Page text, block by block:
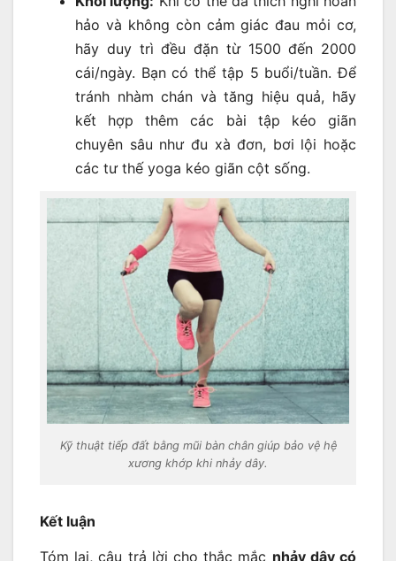
hảo và không còn cảm giác đau mỏi cơ,
hãy duy trì đều đặn từ 1500 đến 2000
cái/ngày. Bạn có thể tập 5 buổi/tuần. Để
tránh nhàm chán và tăng hiệu quả, hãy
kết hợp thêm các bài tập kéo giãn
chuyên sâu như đu xà đơn, bơi lội hoặc
các tư thế yoga kéo giãn cột sống.
Kỹ thuật tiếp đất bằng mũi bàn chân giúp bảo vệ hệ
xương khớp khi nhảy dây.
Kết luận
Tóm lại, câu trả lời cho thắc mắc nhảy dây có